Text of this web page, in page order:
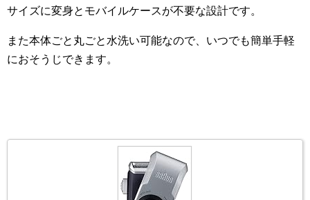
サイズに変身とモバイルケースが不要な設計です。
また本体ごと丸ごと水洗い可能なので、いつでも簡単手軽
におそうじできます。